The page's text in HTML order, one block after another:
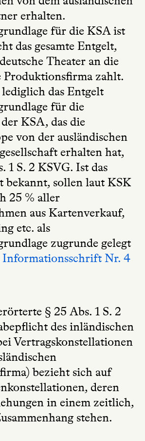
erhalten.
für die KSA ist
das gesamte Entgelt,
Theater an die
Produktionsfirma zahlt.
das Entgelt
für die
KSA, das die
von der ausländischen
erhalten hat,
1 S. 2 KSVG. Ist das
bekannt, sollen laut KSK
25 % aller
aus Kartenverkauf,
etc. als
zugrunde gelegt
Informationsschrift Nr. 4
§ 25 Abs. 1 S. 2
des inländischen
Vertragskonstellationen
bezieht sich auf
deren
in einem zeitlich,
stehen.